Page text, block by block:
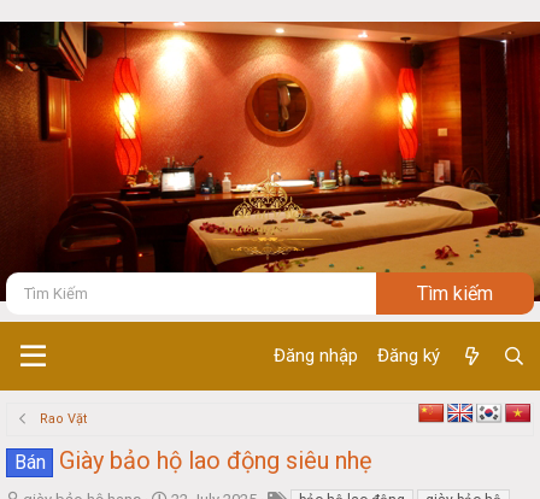
Đăng nhập Đăng ký
Rao Vặt
Bán Giày bảo hộ lao động siêu nhẹ